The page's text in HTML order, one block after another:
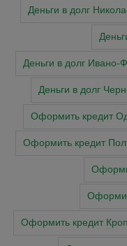
Деньги в долг
Деньги в долг Ивано-
Деньги в долг
Оформить кредит
Оформить кредит
Оформить кредит